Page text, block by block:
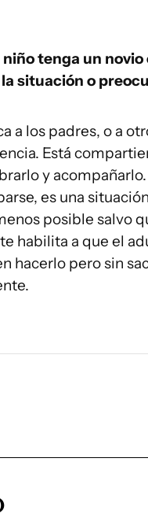
niño tenga un
situación o
a los padres, o a
Está
y
es una
posible salvo
habilita a que el
hacerlo pero sin